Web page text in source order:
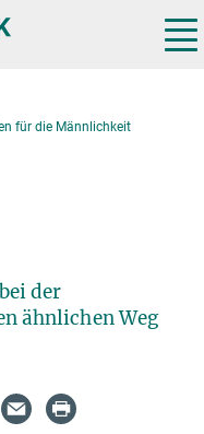
für die Männlichkeit
der
ähnlichen Weg